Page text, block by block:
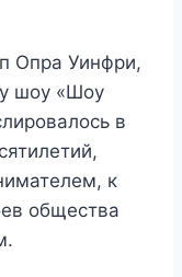
Опра Уинфри,
шоу «Шоу
в
к
общества